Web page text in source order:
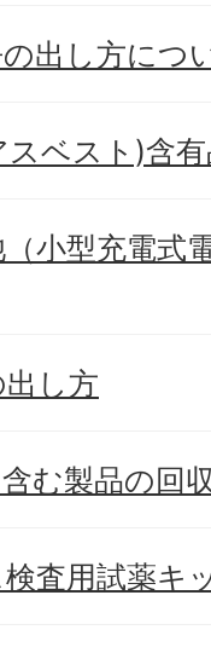
出し方につ
スベスト)含
小型充電式
し方
む製品の回
査用試薬キ